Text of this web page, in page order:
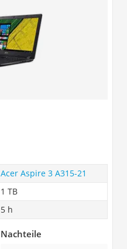
Acer Aspire 3 A315-21
1 TB
5 h
Nachteile